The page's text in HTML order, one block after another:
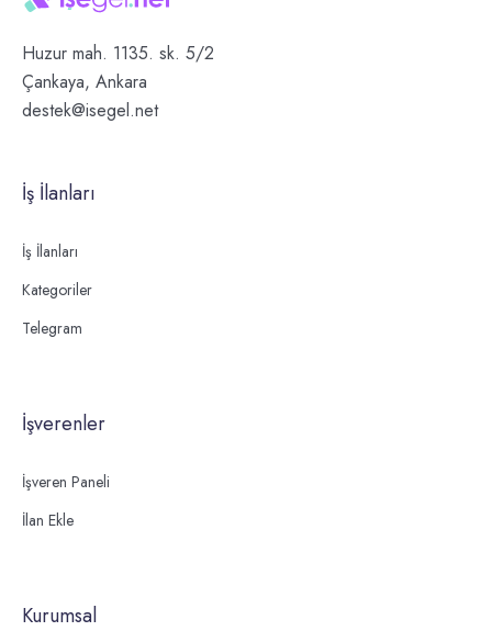
Huzur mah. 1135. sk. 5/2
Çankaya, Ankara
destek@isegel.net
İş İlanları
İş İlanları
Kategoriler
Telegram
İşverenler
İşveren Paneli
İlan Ekle
Kurumsal